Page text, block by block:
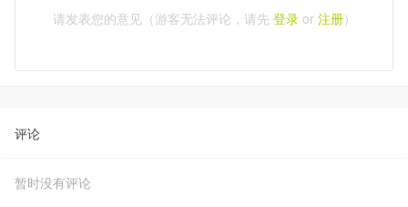
请发表您的意见（游客无法评论，请先 登录or 注册）
评论
暂时没有评论